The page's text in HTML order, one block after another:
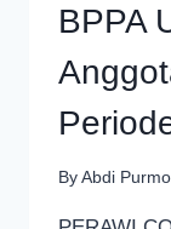
BPPA
By Abdi